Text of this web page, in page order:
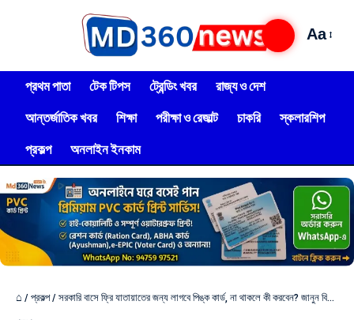
Aa
প্রথম পাতা টেক টিপস ট্রেন্ডিং খবর
রাজ্য ও দেশ
আন্তর্জাতিক খবর
শিক্ষা পরীক্ষা ও রেজাল্ট চাকরি
স্কলারশিপ
প্রকল্প
অনলাইন ইনকাম
⌂ / প্রকল্প/ সরকারি বাসে ফ্রি যাতায়াতের জন্য লাগবে পিঙ্ক কার্ড, না থাকলে কী করবেন? জানুন বিস্তারিত